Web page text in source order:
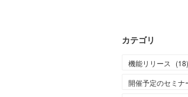
カテゴリ
機能リリース (18)
開催予定のセミナ